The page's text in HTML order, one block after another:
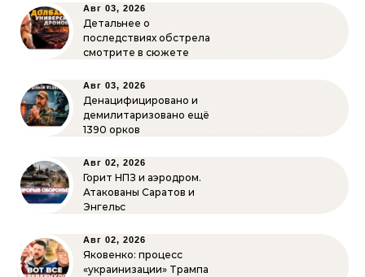
Авг 03, 2026
Детальнее о
последствиях обстрела
смотрите в сюжете
Авг 03, 2026
Денацифицировано и
демилитаризовано ещё
1390 орков
Авг 02, 2026
Горит НПЗ и аэродром.
Атакованы Саратов и
Энгельс
Авг 02, 2026
Яковенко: процесс
«украинизации» Трампа